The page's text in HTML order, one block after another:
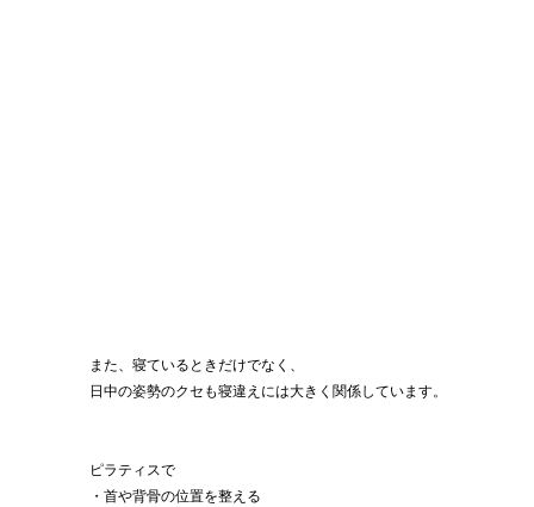
また、寝ているときだけでなく、
日中の姿勢のクセも寝違えには大きく関係しています。
ピラティスで
・首や背骨の位置を整える